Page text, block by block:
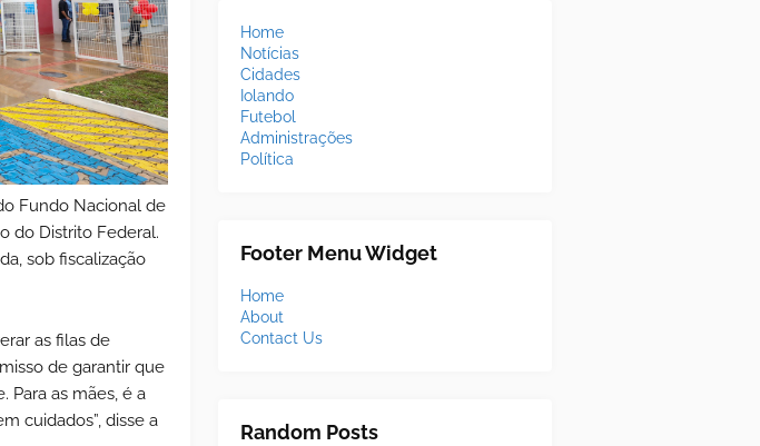
Fundo Nacional de
do Distrito Federal.
sob fiscalização
as filas de
de garantir que
Para as mães, é a
cuidados”, disse a
Home
Notícias
Cidades
Iolando
Futebol
Administrações
Política
Footer Menu Widget
Home
About
Contact Us
Random Posts